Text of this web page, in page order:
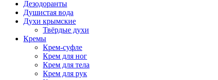
Дезодоранты
Душистая вода
Духи крымские
Твёрдые духи
Кремы
Крем-суфле
Крем для ног
Крем для тела
Крем для рук